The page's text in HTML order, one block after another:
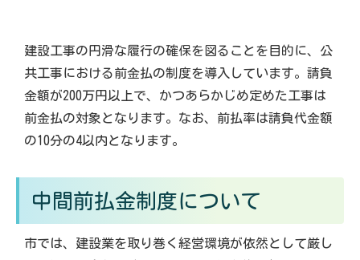
建設工事の円滑な履行の確保を図ることを目的に、公
共工事における前金払の制度を導入しています。請負
金額が200万円以上で、かつあらかじめ定めた工事は
前金払の対象となります。なお、前払率は請負代金額
の10分の4以内となります。
中間前払金制度について
市では、建設業を取り巻く経営環境が依然として厳し